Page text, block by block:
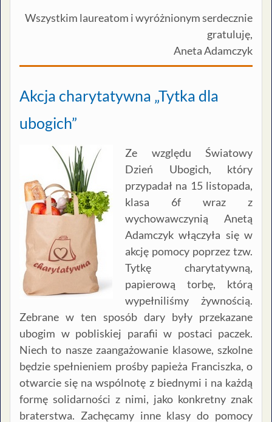
Wszystkim laureatom i wyróżnionym serdecznie
gratuluję,
Aneta Adamczyk
Akcja charytatywna „Tytka dla
ubogich”
Ze względu Światowy
Dzień Ubogich, który
przypadał na 15 listopada,
klasa 6f wraz z
wychowawczynią Anetą
Adamczyk włączyła się w
akcję pomocy poprzez tzw.
Tytkę charytatywną,
papierową torbę, którą
wypełniliśmy żywnością.
Zebrane w ten sposób dary były przekazane
ubogim w pobliskiej parafii w postaci paczek.
Niech to nasze zaangażowanie klasowe, szkolne
będzie spełnieniem prośby papieża Franciszka, o
otwarcie się na wspólnotę z biednymi i na każdą
formę solidarności z nimi, jako konkretny znak
braterstwa. Zachęcamy inne klasy do pomocy